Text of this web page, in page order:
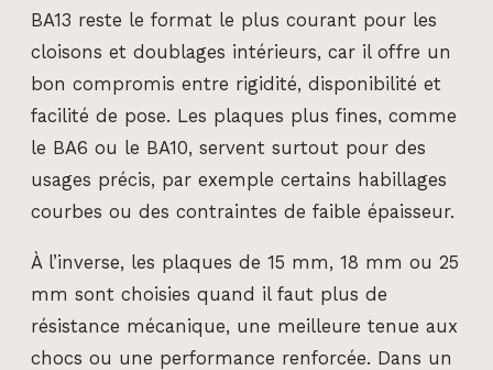
BA13 reste le format le plus courant pour les
cloisons et doublages intérieurs, car il offre un
bon compromis entre rigidité, disponibilité et
facilité de pose. Les plaques plus fines, comme
le BA6 ou le BA10, servent surtout pour des
usages précis, par exemple certains habillages
courbes ou des contraintes de faible épaisseur.
À l’inverse, les plaques de 15 mm, 18 mm ou 25
mm sont choisies quand il faut plus de
résistance mécanique, une meilleure tenue aux
chocs ou une performance renforcée. Dans un